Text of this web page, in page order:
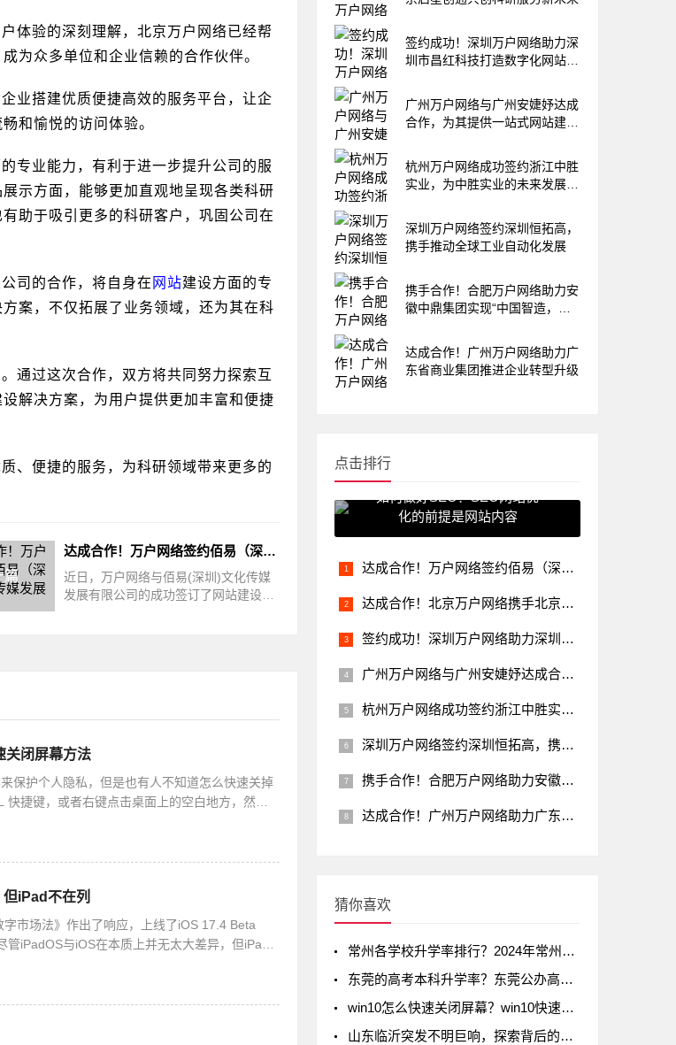
体验的深刻理解，北京万户网络已经帮
为众多单位和企业信赖的合作伙伴。
业搭建优质便捷高效的服务平台，让企
和愉悦的访问体验。
专业能力，有利于进一步提升公司的服
示方面，能够更加直观地呈现各类科研
助于吸引更多的科研客户，巩固公司在
司的合作，将自身在 网站建设方面的专
案，不仅拓展了业务领域，还为其在科
通过这次合作，双方将共同努力探索互
设解决方案，为用户提供更加丰富和便捷
、便捷的服务，为科研领域带来更多的
篇
达成合作！万户网络签约佰易（深圳）文化传媒发展有限公司
近日，万户网络与佰易(深圳)文化传媒
发展有限公司的成功签订了网站建设的
关闭屏幕方法
保护个人隐私，但是也有人不知道怎么快速关掉
捷键，或者右键点击桌面上的空白地方，然后
iPad不在列
市场法》作出了响应，上线了iOS 17.4 Beta
管iPadOS与iOS在本质上并无太大差异，但iPad
在互联网领域的品牌影响力和市
有限公司是以“工
签约成功！深圳万户网络助力深
圳市昌红科技打造数字化网站新
广州万户网络与广州安婕妤达成
合作，为其提供一站式网站建设
杭州万户网络成功签约浙江中胜
实业，为中胜实业的未来发展注
深圳万户网络签约深圳恒拓高，
携手推动全球工业自动化发展
携手合作！合肥万户网络助力安
徽中鼎集团实现“中国智造，鼎
达成合作！广州万户网络助力广
东省商业集团推进企业转型升级
点击排行
如何做好SEO？SEO网站优
化的前提是网站内容
达成合作！万户网络签约佰易（深圳）文化传媒发展有限公司
达成合作！北京万户网络携手北京启星创通共创科研服务新未来
签约成功！深圳万户网络助力深圳市昌红科技打造数字化网站新平台
广州万户网络与广州安婕妤达成合作，为其提供一站式网站建设方案
杭州万户网络成功签约浙江中胜实业，为中胜实业的未来发展注入新活力
深圳万户网络签约深圳恒拓高，携手推动全球工业自动化发展
携手合作！合肥万户网络助力安徽中鼎集团实现“中国智造，鼎誉全球”的目标愿景
达成合作！广州万户网络助力广东省商业集团推进企业转型升级
猜你喜欢
常州各学校升学率排行？2024年常州初中升学率排名
东莞的高考本科升学率？东莞公办高中录取率有多少
win10怎么快速关闭屏幕？win10快速关闭屏幕方法
山东临沂突发不明巨响，探索背后的真相